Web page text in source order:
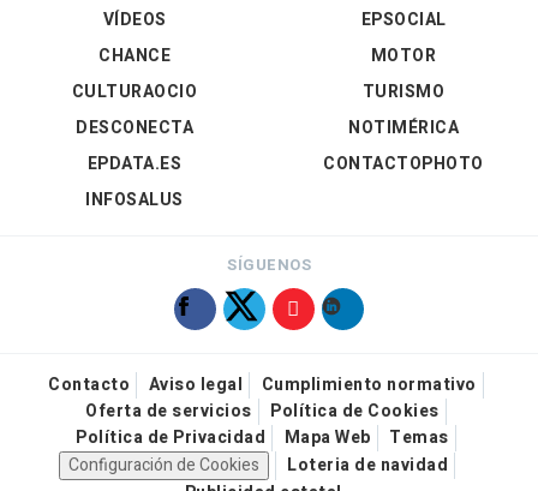
VÍDEOS
EPSOCIAL
CHANCE
CULTURAOCIO
DESCONECTA
EPDATA.ES
INFOSALUS
MOTOR
TURISMO
NOTIMÉRICA
CONTACTOPHOTO
SÍGUENOS
Contacto Aviso legal
Cumplimiento normativo
Oferta de servicios
Política de Cookies
Política de Privacidad
Mapa Web
Temas
Configuración de Cookies
Loteria de navidad